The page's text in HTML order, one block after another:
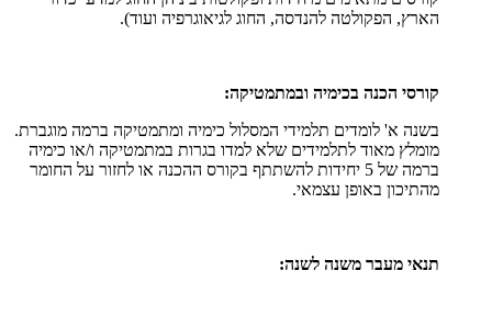
הארץ, הפקולטה להנדסה, החוג לגיאוגרפיה ועוד).
קורסי הכנה בכימיה ובמתמטיקה:
בשנה א' לומדים תלמידי המסלול כימיה ומתמטיקה ברמה מוגברת.
מומלץ מאוד לתלמידים שלא למדו בגרות במתמטיקה ו/או כימיה
ברמה של 5 יחידות להשתתף בקורס ההכנה או לחזור על החומר
מהתיכון באופן עצמאי.
תנאי מעבר משנה לשנה: